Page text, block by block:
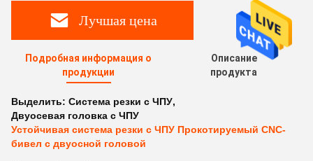
Лучшая цена
Подробная информация о
продукции
Описание
продукта
Выделить: Система резки с ЧПУ,
Двуосевая головка с ЧПУ
Устойчивая система резки с ЧПУ Прокотируемый CNC-
бивел с двуосной головой